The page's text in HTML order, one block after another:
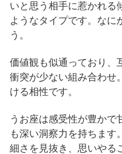
いと思う相手に惹かれる
ようなタイプです。なに
う。
価値観も似通っており、
衝突が少ない組み合わせ
ける相性です。
うお座は感受性が豊かで
も深い洞察力を持ちます
細さを見抜き、思いやる